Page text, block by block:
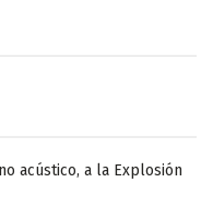
acústico, a la Explosión